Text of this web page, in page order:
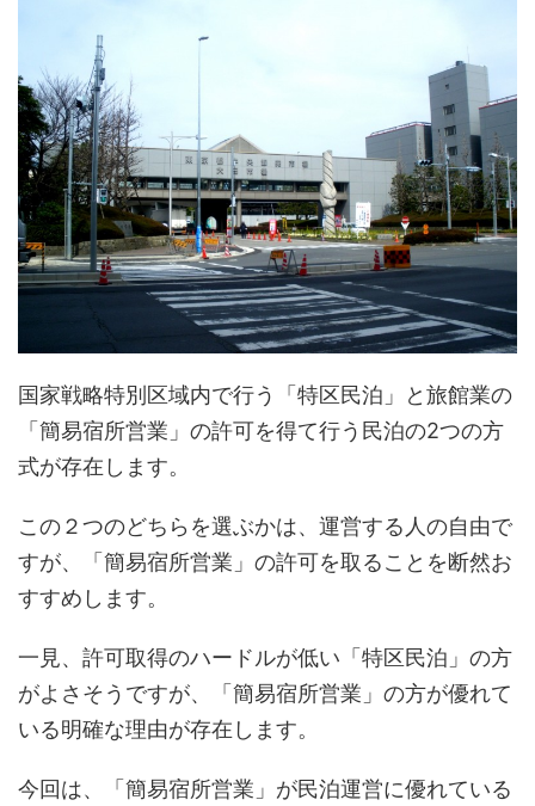
国家戦略特別区域内で行う「特区民泊」と旅館業の
「簡易宿所営業」の許可を得て行う民泊の2つの方
式が存在します。
この２つのどちらを選ぶかは、運営する人の自由で
すが、「簡易宿所営業」の許可を取ることを断然お
すすめします。
一見、許可取得のハードルが低い「特区民泊」の方
がよさそうですが、「簡易宿所営業」の方が優れて
いる明確な理由が存在します。
今回は、「簡易宿所営業」が民泊運営に優れている